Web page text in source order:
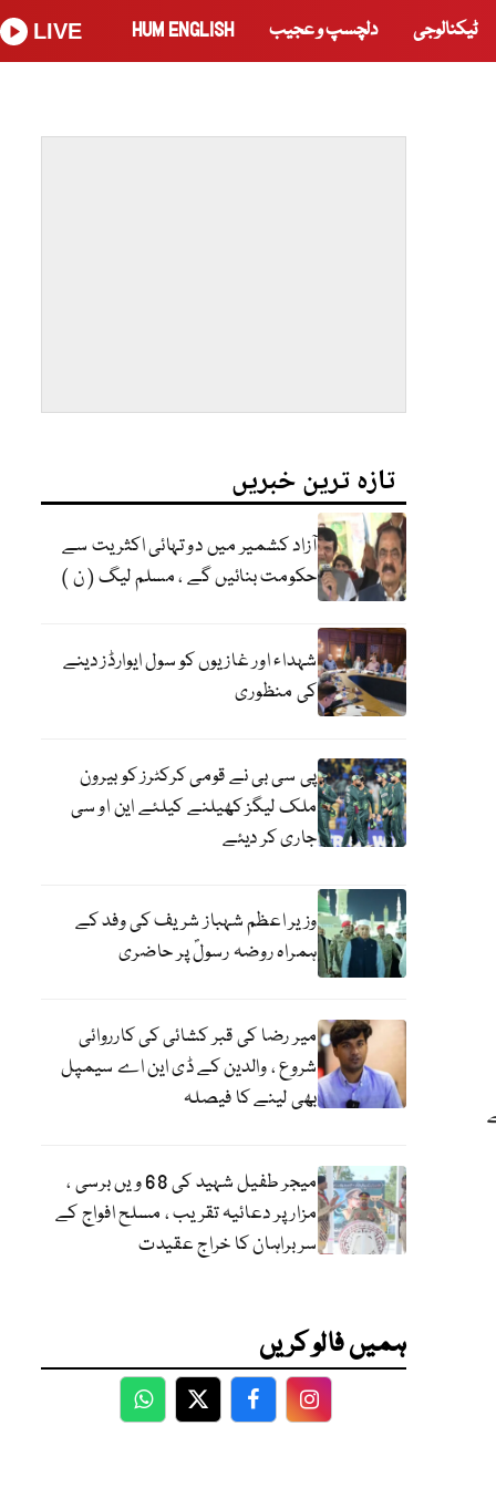
ٹیکنالوجی دلچسپ و عجیب HUM ENGLISH
LIVE
تازہ ترین خبریں
آزاد کشمیر میں دو تہائی اکثریت سے
حکومت بنائیں گے ، مسلم لیگ ( ن )
شہداء اور غازیوں کو سول ایوارڈز دینے
کی منظوری
پی سی بی نے قومی کرکٹرز کو بیرون
ملک لیگز کھیلنے کیلئے این او سی
جاری کر دیئے
وزیر اعظم شہباز شریف کی وفد کے
ہمراہ روضہ رسولؐ پر حاضری
میر رضا کی قبر کشائی کی کارروائی
شروع ، والدین کے ڈی این اے سیمپل
بھی لینے کا فیصلہ
میجر طفیل شہید کی 68 ویں برسی ،
مزار پر دعائیہ تقریب ، مسلح افواج کے
سربراہان کا خراج عقیدت
ہمیں فالو کریں
WhatsApp
TwitterFacebookFacebook